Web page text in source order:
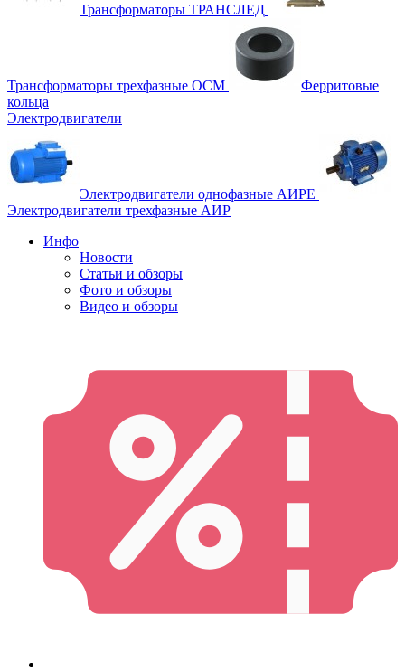
Трансформаторы ТРАНСЛЕД
Трансформаторы трехфазные ОСМ
Ферритовые
кольца
Электродвигатели
Электродвигатели однофазные АИРЕ
Электродвигатели трехфазные АИР
Инфо
Новости
Статьи и обзоры
Фото и обзоры
Видео и обзоры